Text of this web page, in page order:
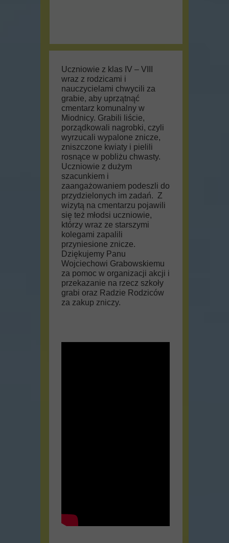
Uczniowie z klas IV – VIII
wraz z rodzicami i
nauczycielami chwycili za
grabie, aby uprzątnąć
cmentarz komunalny w
Miodnicy. Grabili liście,
porządkowali nagrobki, czyli
wyrzucali wypalone znicze,
zniszczone kwiaty i pielili
rosnące w pobliżu chwasty.
Uczniowie z dużym
szacunkiem i
zaangażowaniem podeszli do
przydzielonych im zadań. Z
wizytą na cmentarzu pojawili
się też młodsi uczniowie,
którzy wraz ze starszymi
kolegami zapalili
przyniesione znicze.
Dziękujemy Panu
Wojciechowi Grabowskiemu
za pomoc w organizacji akcji i
przekazanie na rzecz szkoły
grabi oraz Radzie Rodziców
za zakup zniczy.